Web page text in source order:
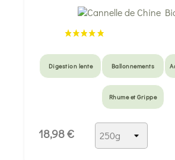
Digestion lente Ballonnements
Rhume et Grippe
18,98 €